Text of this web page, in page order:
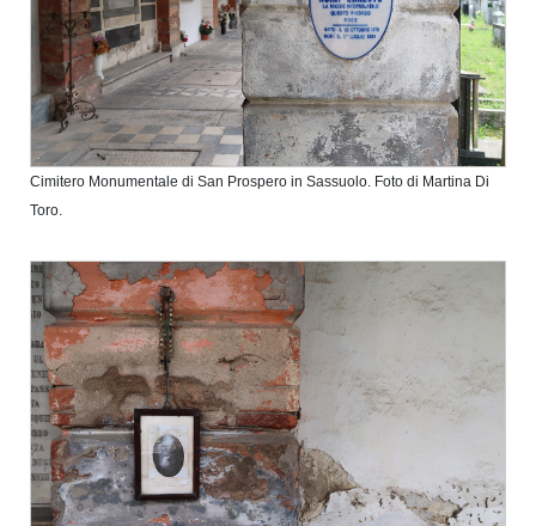
Cimitero Monumentale di San Prospero in Sassuolo. Foto di Martina Di
Toro.